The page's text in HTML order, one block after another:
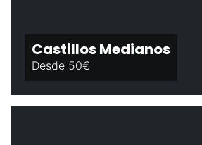
Castillos Medianos
Desde 50€